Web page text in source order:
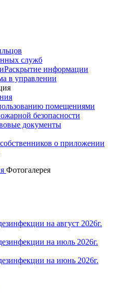
служб
Раскрытие информации
в управлении
помещениями
безопасности
документы
о приложении
Фотогалерея
на август 2026г.
на июль 2026г.
на июнь 2026г.